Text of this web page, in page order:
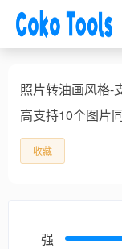
照片转油画风格-
高支持10个图片
收藏
强